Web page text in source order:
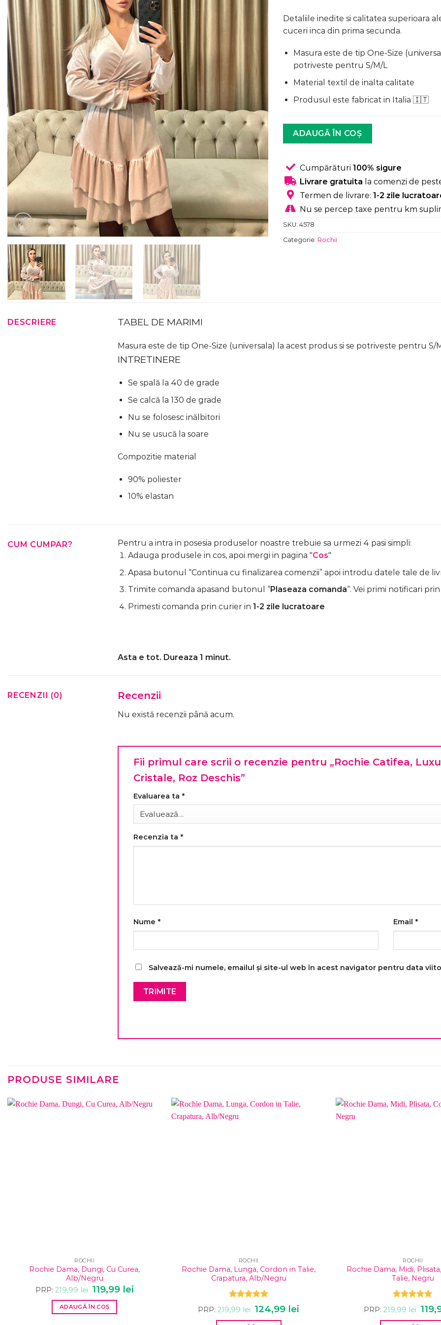
fost:
219,99 lei.
124,99 lei.
Detaliile inedite si calitatea superioara
cuceri inca din prima secunda.
Masura este de tip One-Size
potriveste pentru S/M/L
Material textil de inalta calitate
Produsul este fabricat in Italia 🇮🇹
ADAUGĂ ÎN COȘ
Cumpărături 100% sigure
Livrare gratuita la comenzi de
Termen de livrare: 1-2 zile
Nu se percep taxe pentru km
SKU: 4578
Categorie: Rochii
DESCRIERE TABEL DE MARIMI
Masura este de tip One-Size (universala) la acest produs si se potriveste pentru S/
INTRETINERE
Se spală la 40 de grade
Se calcă la 130 de grade
Nu se folosesc inălbitori
Nu se usucă la soare
Compozitie material
90% poliester
10% elastan
CUM CUMPAR?
Pentru a intra in posesia produselor noastre trebuie sa urmezi 4 pasi simpli:
Adauga produsele in cos, apoi mergi in pagina "Cos"
Apasa butonul “Continua cu finalizarea comenzii” apoi introdu datele tale de
Trimite comanda apasand butonul “Plaseaza comanda“. Vei primi notificari
Primesti comanda prin curier in 1-2 zile lucratoare
Asta e tot. Dureaza 1 minut.
RECENZII (0) Recenzii
Nu există recenzii până acum.
Fii primul care scrii o recenzie pentru „Rochie Catifea,
Cristale, Roz Deschis”
Evaluarea ta *
Recenzia ta *
Nume * Email *
Salvează-mi numele, emailul și site-ul web în acest navigator pentru data
PRODUSE SIMILARE
ROCHII
Rochie Dama, Dungi, Cu Curea,
Alb/Negru
PRP: 219,99 lei Prețul
inițial
a
fost:
219,99 lei.
119,99 leiPrețul
curent
ADAUGĂ ÎN COȘ
ROCHII
Rochie Dama, Lunga, Cordon in Talie,
Crapatura, Alb/Negru
Evaluat la
5.00 din 5
PRP: 219,99 lei Prețul
inițial
a
124,99 lei
ROCHII
Rochie Dama, Midi,
Talie, Negru
Evaluat la
5.00 din 5
PRP: 219,99 lei
inițial
a